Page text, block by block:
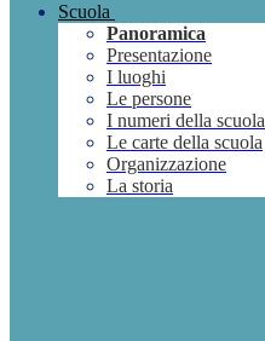
Scuola
Panoramica
Presentazione
I luoghi
Le persone
I numeri della scuola
Le carte della scuola
Organizzazione
La storia